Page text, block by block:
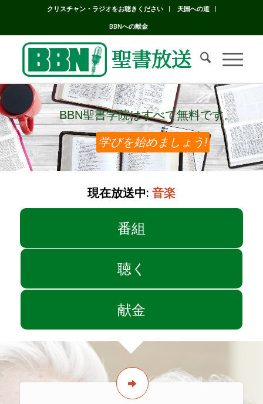
クリスチャン・ラジオをお聴きください
天国への道
BBNへの献金
BBN聖書学院はすべて無料です。
BBN聖書学院はすべて無料です。
学びを始めましょう!
現在放送中: 音楽
番組
聴く
献金